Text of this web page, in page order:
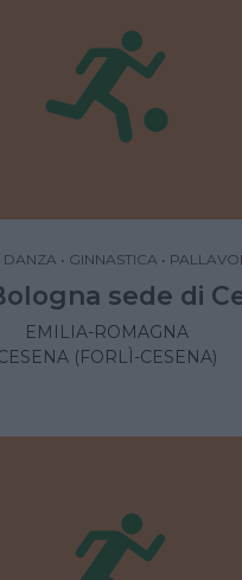
DANZA • GINNASTICA •
sede di
EMILIA-ROMAGNA
(FORLÌ-CESENA)